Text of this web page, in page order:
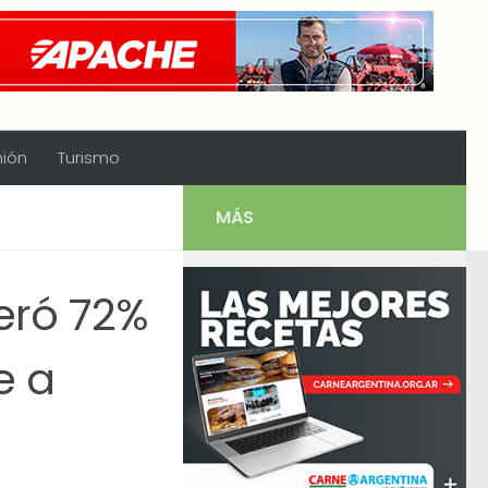
Turismo
72%
a
MÁS